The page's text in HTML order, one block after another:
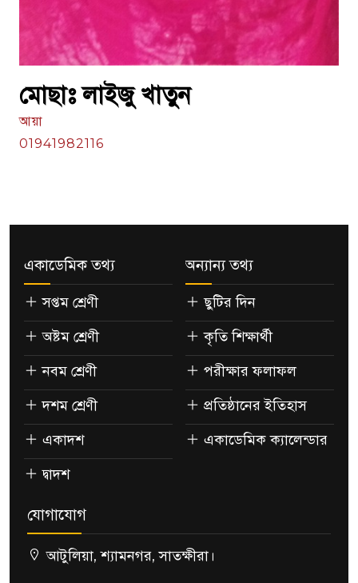
মোছাঃ লাইজু খাতুন
আয়া
01941982116
একাডেমিক তথ্য
সপ্তম শ্রেণী
অষ্টম শ্রেণী
নবম শ্রেণী
দশম শ্রেণী
একাদশ
দ্বাদশ
অন্যান্য তথ্য
ছুটির দিন
কৃতি শিক্ষার্থী
পরীক্ষার ফলাফল
প্রতিষ্ঠানের ইতিহাস
একাডেমিক ক্যালেন্ডার
যোগাযোগ
আটুলিয়া, শ্যামনগর, সাতক্ষীরা।